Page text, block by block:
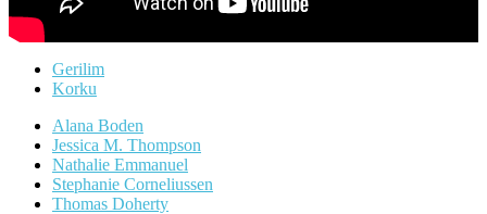
Gerilim
Korku
Alana Boden
Jessica M. Thompson
Nathalie Emmanuel
Stephanie Corneliussen
Thomas Doherty